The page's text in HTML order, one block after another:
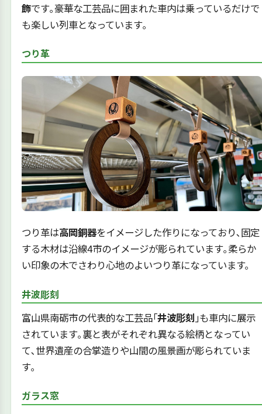
飾です｡豪華な工芸品に囲まれた車内は乗っているだけで
も楽しい列車となっています｡
つり革
つり革は高岡銅器をイメージした作りになっており､固定
する木材は沿線4市のイメージが彫られています｡柔らか
い印象の木でさわり心地のよいつり革になっています。
井波彫刻
富山県南砺市の代表的な工芸品｢井波彫刻 ｣も車内に展示
されています｡裏と表がそれぞれ異なる絵柄となってい
て､世界遺産の合掌造りや山間の風景画が彫られていま
す｡
ガラス窓